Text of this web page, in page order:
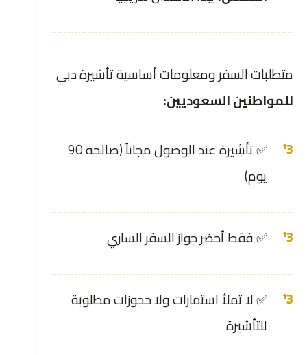
متطلبات السفر ومعلومات أساسية تأشيرة دبي
للمواطنين السعوديين:
✅ تأشيرة عند الوصول مجاناً (صالحة 90
يوم)
✅ فقط أحضر جواز السفر الساري
✅ لا تملأ استمارات ولا حجوزات مطلوبة
للتأشيرة